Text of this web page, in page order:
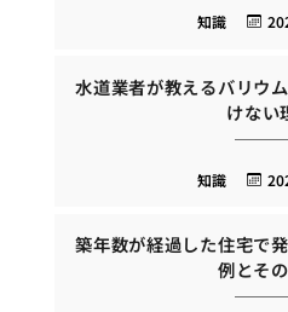
知識
水道業者が教えるバリウ
けない
知識
築年数が経過した住宅で
例とそ